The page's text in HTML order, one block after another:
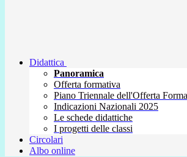
Didattica
Panoramica
Offerta formativa
Piano Triennale dell'Offerta
Indicazioni Nazionali 2025
Le schede didattiche
I progetti delle classi
Circolari
Albo online